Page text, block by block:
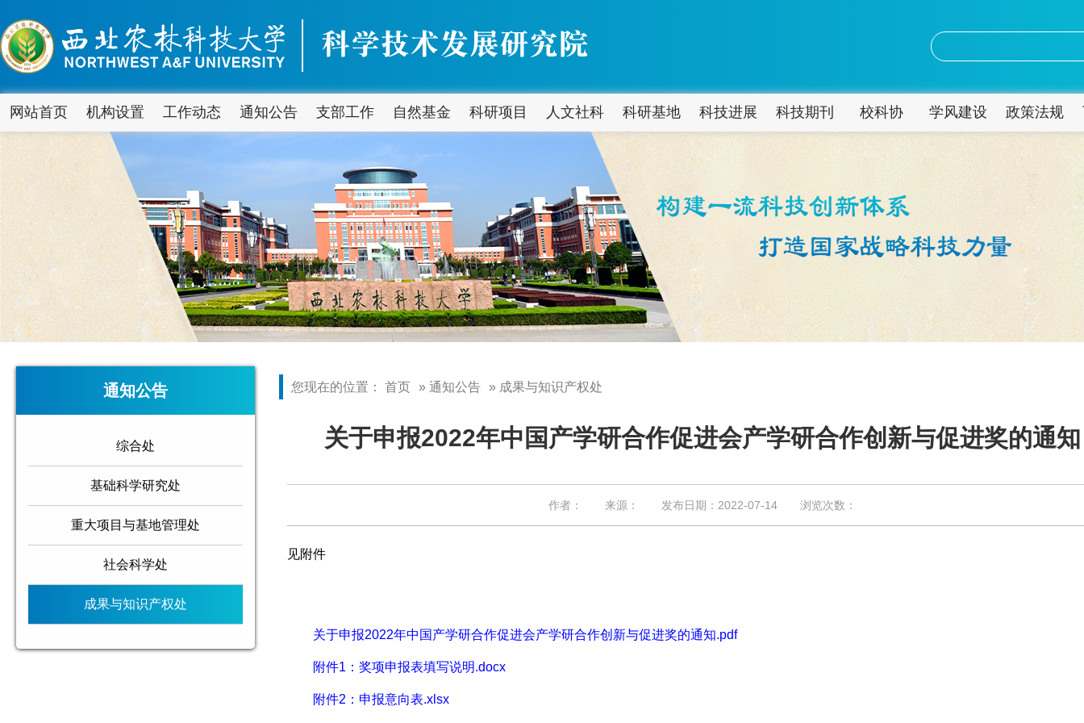
网站首页 机构设置 工作动态 通知公告 支部工作 自然基金 科研项目 人文社科 科研基地 科技进展 科技期刊 校科协 学风建设 政策法规
通知公告
综合处
基础科学研究处
重大项目与基地管理处
社会科学处
成果与知识产权处
您现在的位置： 首页 » 通知公告 » 成果与知识产权处
关于申报2022年中国产学研合作促进会产学研合作创新与促进奖的通知
作者： 来源： 发布日期：2022-07-14 浏览次数：
见附件
关于申报2022年中国产学研合作促进会产学研合作创新与促进奖的通知.pdf
附件1：奖项申报表填写说明.docx
附件2：申报意向表.xlsx